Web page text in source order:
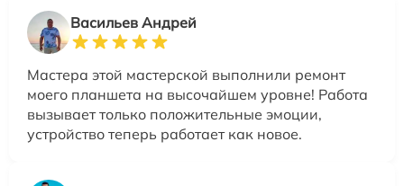
Васильев Андрей
Мастера этой мастерской выполнили ремонт
моего планшета на высочайшем уровне! Работа
вызывает только положительные эмоции,
устройство теперь работает как новое.